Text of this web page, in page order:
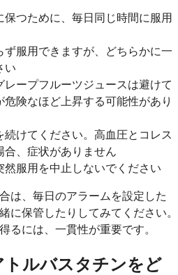
保つために、毎日同じ時間に服用
ず服用できますが、どちらかに一
い
レープフルーツジュースは避けて
危険なほど上昇する可能性があり
けてください。高血圧とコレス
合、症状がありません
然服用を中止しないでください
は、毎日のアラームを設定した
に保管したりしてみてください。
るには、一貫性が重要です。
ルバスタチンをど